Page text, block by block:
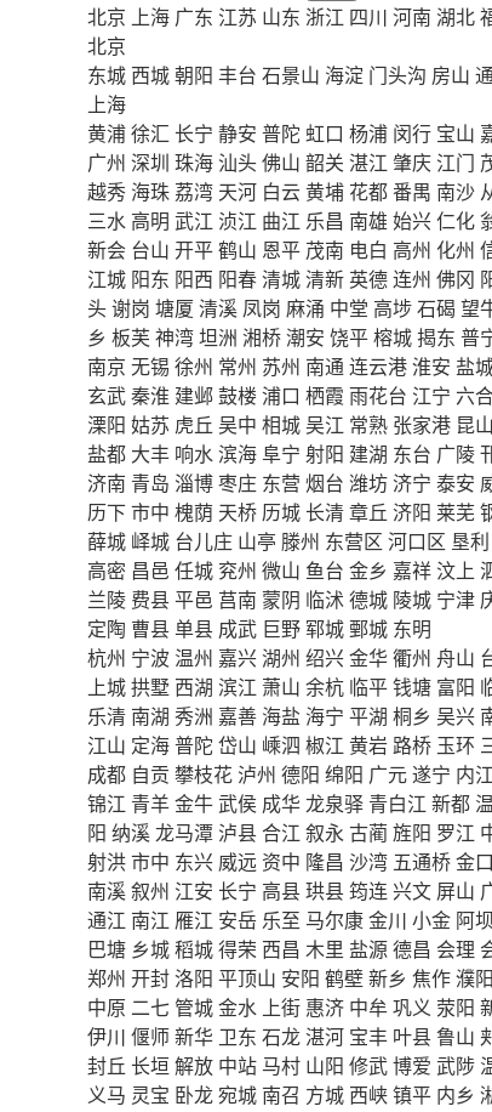
北京 上海 广东 江苏 山东 浙江 四川 河南 湖北
北京
东城 西城朝阳 丰台 石景山 海淀 门头沟 房山
上海
黄浦徐汇 长宁 静安 普陀 虹口 杨浦 闵行 宝山
广州 深圳 珠海 汕头佛山 韶关 湛江 肇庆 江门
越秀 海珠 荔湾 天河 白云黄埔 花都番禺 南沙
三水 高明 武江 浈江 曲江 乐昌 南雄 始兴仁化
新会 台山 开平鹤山 恩平 茂南 电白 高州 化州
江城 阳东 阳西 阳春清城清新 英德连州 佛冈
头谢岗 塘厦 清溪 凤岗 麻涌 中堂 高埗石碣 望
乡 板芙 神湾坦洲 湘桥潮安 饶平榕城揭东 普
南京 无锡 徐州 常州 苏州 南通连云港淮安 盐
玄武秦淮 建邺鼓楼 浦口 栖霞 雨花台 江宁 六
溧阳 姑苏 虎丘 吴中 相城吴江 常熟 张家港 昆山
盐都 大丰 响水滨海阜宁 射阳 建湖 东台 广陵
济南 青岛 淄博枣庄 东营 烟台 潍坊济宁 泰安
历下市中 槐荫 天桥 历城 长清章丘 济阳 莱芜
薛城 峄城 台儿庄 山亭 滕州 东营区 河口区 垦利
高密 昌邑 任城 兖州 微山 鱼台 金乡 嘉祥 汶上
兰陵 费县平邑 莒南 蒙阴 临沭德城 陵城 宁津
定陶 曹县单县 成武 巨野 郓城 鄄城 东明
杭州 宁波 温州 嘉兴湖州 绍兴金华衢州 舟山
上城拱墅 西湖 滨江 萧山 余杭 临平钱塘 富阳
乐清 南湖 秀洲 嘉善 海盐 海宁 平湖 桐乡 吴兴
江山 定海普陀 岱山 嵊泗 椒江 黄岩 路桥 玉环
成都 自贡 攀枝花 泸州 德阳 绵阳 广元遂宁 内江
锦江 青羊金牛武侯 成华龙泉驿 青白江 新都
阳 纳溪龙马潭 泸县合江 叙永古蔺旌阳 罗江
射洪市中 东兴 威远 资中 隆昌 沙湾 五通桥金
南溪叙州 江安 长宁 高县珙县筠连兴文 屏山
通江 南江 雁江 安岳 乐至 马尔康金川 小金 阿坝
巴塘 乡城稻城得荣 西昌 木里 盐源德昌 会理
郑州 开封洛阳 平顶山 安阳 鹤壁新乡 焦作濮阳
中原 二七 管城金水 上街 惠济 中牟巩义 荥阳
伊川 偃师新华 卫东 石龙湛河 宝丰 叶县鲁山
封丘 长垣解放 中站 马村 山阳 修武博爱 武陟
义马 灵宝 卧龙宛城 南召 方城 西峡镇平 内乡